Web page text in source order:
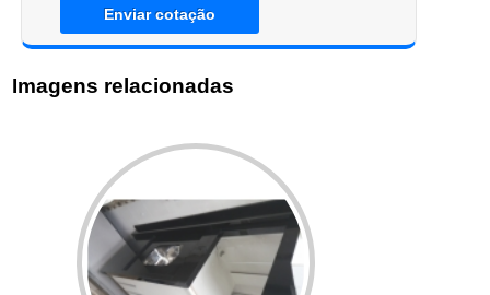
Enviar cotação
Imagens relacionadas